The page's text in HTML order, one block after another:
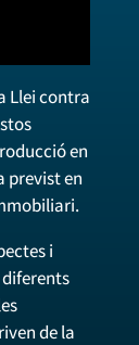
Llei contra
en
previst en
i
de la